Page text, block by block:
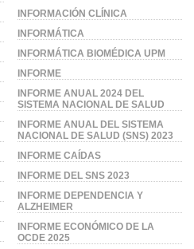
INFORMACIÓN CLÍNICA
INFORMÁTICA
INFORMÁTICA BIOMÉDICA UPM
INFORME
INFORME ANUAL 2024 DEL
SISTEMA NACIONAL DE SALUD
INFORME ANUAL DEL SISTEMA
NACIONAL DE SALUD (SNS) 2023
INFORME CAÍDAS
INFORME DEL SNS 2023
INFORME DEPENDENCIA Y
ALZHEIMER
INFORME ECONÓMICO DE LA
OCDE 2025